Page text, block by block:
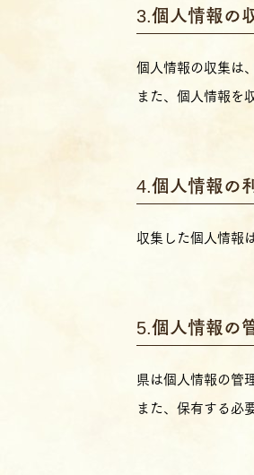
個人情報の
個人情報の収集は
また、個人情報を
個人情報の
収集した個人情報
個人情報の
県は個人情報の管
また、保有する必